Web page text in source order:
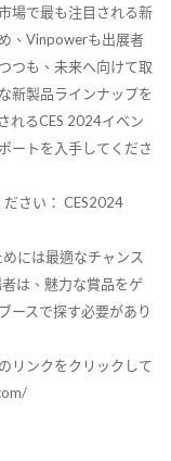
場で最も注目される新
、Vinpowerも出展者
つも、未来へ向けて取
新製品ラインナップを
れるCES 2024イベン
ートを入手してくださ
さい： CES2024
には最適なチャンス
は、魅力な賞品をゲ
ースで探す必要があり
リンクをクリックして